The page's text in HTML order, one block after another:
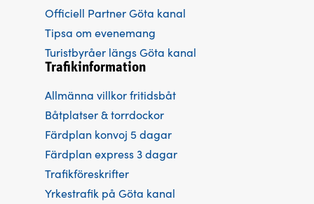
Officiell Partner Göta kanal
Tipsa om evenemang
Turistbyråer längs Göta kanal
Trafikinformation
Allmänna villkor fritidsbåt
Båtplatser & torrdockor
Färdplan konvoj 5 dagar
Färdplan express 3 dagar
Trafikföreskrifter
Yrkestrafik på Göta kanal